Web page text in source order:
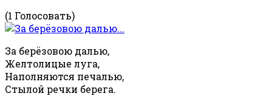
(1 Голосовать)
За берёзовою далью,
Желтолицые луга,
Наполняются печалью,
Стылой речки берега.